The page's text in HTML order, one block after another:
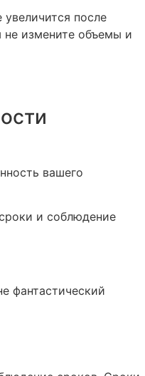
после
не измените объемы и
вашего
и соблюдение
фантастический